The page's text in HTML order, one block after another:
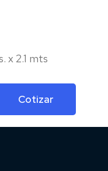
x 2.1 mts
Cotizar